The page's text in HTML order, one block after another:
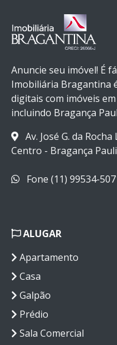
Anuncie seu imóvel! É
Imobiliária Bragantina
digitais com imóveis
incluindo Bragança
Av. José G. da Rocha
Centro - Bragança
Fone (11) 99534-
ALUGAR
Apartamento
Casa
Galpão
Prédio
Sala Comercial